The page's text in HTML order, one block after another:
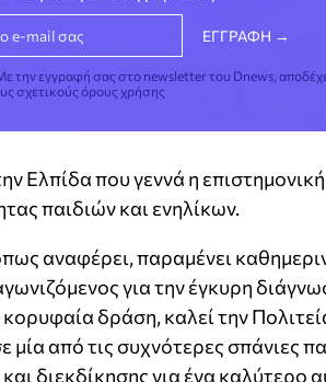
την εγγραφή σας στο newsletter του Dnews,
σχετικούς όρους χρήσης
Ελπίδα που γεννά η
παιδιών και ενηλίκων.
αναφέρει, παραμένει
για την έγκυρη
δράση, καλεί την
μία από τις συχνότερες σπάνιες
διεκδίκησης για ένα καλύτερο